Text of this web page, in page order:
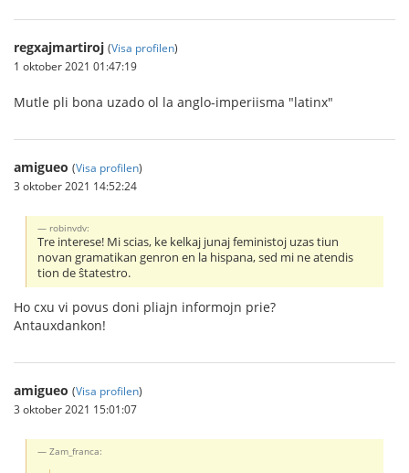
regxajmartiroj (Visa profilen)
1 oktober 2021 01:47:19
Mutle pli bona uzado ol la anglo-imperiisma "latinx"
amigueo (Visa profilen)
3 oktober 2021 14:52:24
robinvdv:
Tre interese! Mi scias, ke kelkaj junaj feministoj uzas tiun
novan gramatikan genron en la hispana, sed mi ne atendis
tion de ŝtatestro.
Ho cxu vi povus doni pliajn informojn prie?
Antauxdankon!
amigueo (Visa profilen)
3 oktober 2021 15:01:07
Zam_franca: